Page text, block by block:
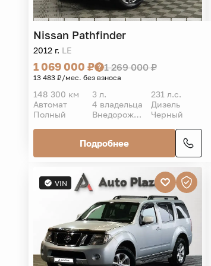
Nissan Pathfinder
2012 г. LE
1 069 000 ₽ 1 269 000 ₽
13 483 ₽/мес. без взноса
148 300 км 3 л.
231 л.с.
Автомат
4 владельца
Дизель
Полный
Внедорожник 5 дв. Черный
Подробнее
VIN